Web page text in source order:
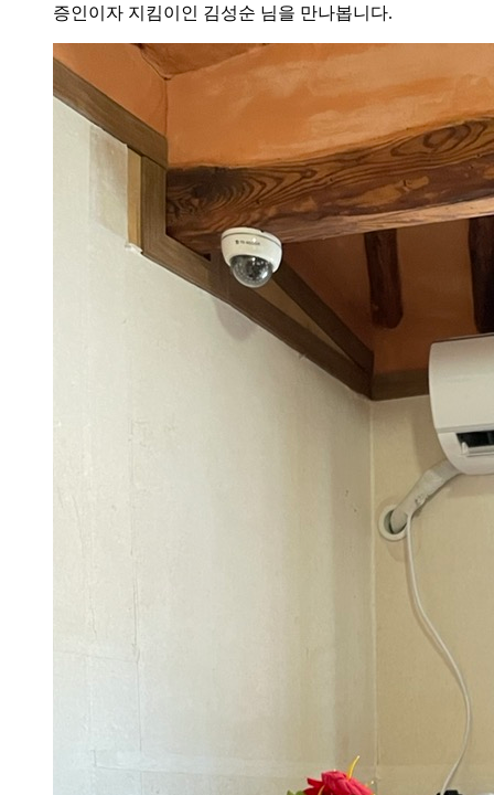
증인이자 지킴이인 김성순 님을 만나봅니다.